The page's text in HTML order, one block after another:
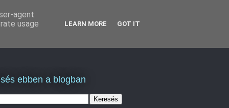
ebben a blogban
agent
usage
LEARN MORE GOT IT